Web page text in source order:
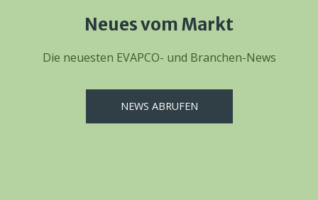
Neues vom Markt
Die neuesten EVAPCO- und Branchen-News
NEWS ABRUFEN